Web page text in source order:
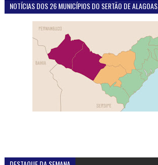
NOTÍCIAS DOS 26 MUNICÍPIOS DO SERTÃO DE ALAGOAS